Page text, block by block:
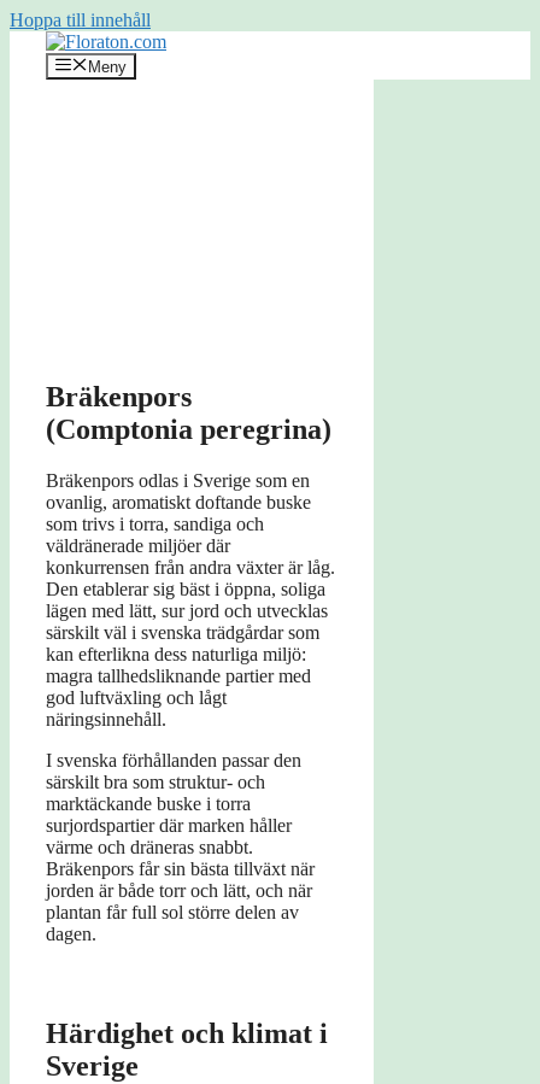
Hoppa till innehåll
Meny
Bräkenpors
(Comptonia peregrina)
Bräkenpors odlas i Sverige som en
ovanlig, aromatiskt doftande buske
som trivs i torra, sandiga och
väldränerade miljöer där
konkurrensen från andra växter är låg.
Den etablerar sig bäst i öppna, soliga
lägen med lätt, sur jord och utvecklas
särskilt väl i svenska trädgårdar som
kan efterlikna dess naturliga miljö:
magra tallhedsliknande partier med
god luftväxling och lågt
näringsinnehåll.
I svenska förhållanden passar den
särskilt bra som struktur- och
marktäckande buske i torra
surjordspartier där marken håller
värme och dräneras snabbt.
Bräkenpors får sin bästa tillväxt när
jorden är både torr och lätt, och när
plantan får full sol större delen av
dagen.
Härdighet och klimat i
Sverige